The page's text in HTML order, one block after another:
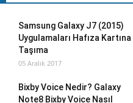
Samsung Galaxy J7 (2015)
Uygulamaları Hafıza Kartına
Taşıma
05 Aralık 2017
Bixby Voice Nedir? Galaxy
Note8 Bixby Voice Nasıl